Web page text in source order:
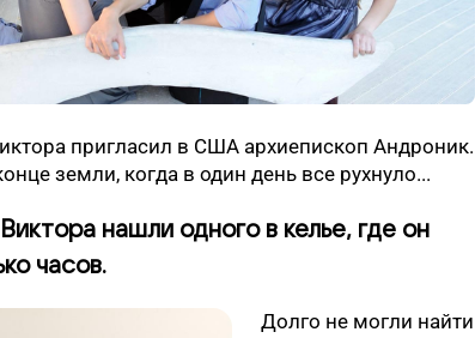
пригласил в США архиепископ Андроник.
земли, когда в один день все рухнуло...
нашли одного в келье, где он
часов.
Долго не могли найти